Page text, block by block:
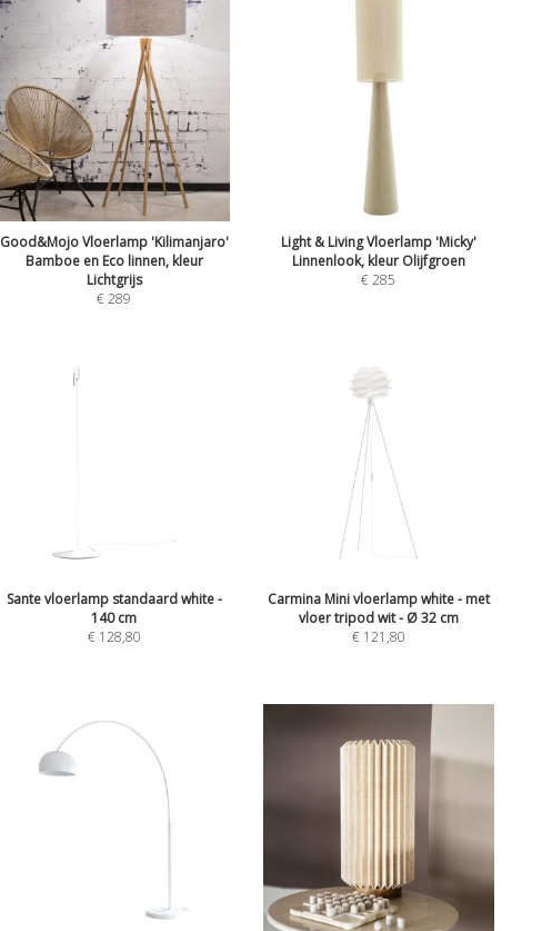
Good&Mojo Vloerlamp 'Kilimanjaro'
Bamboe en Eco linnen, kleur
Lichtgrijs
€289
Light & Living Vloerlamp 'Micky'
Linnenlook, kleur Olijfgroen
€285
Sante vloerlamp standaard white -
140 cm
€ 128,80
Carmina Mini vloerlamp white - met
vloer tripod wit - Ø 32 cm
€ 121,80